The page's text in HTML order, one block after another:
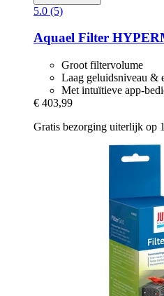
5.0 (5)
Aquael Filter
Groot filtervolume
Laag geluidsniveau &
Met intuïtieve app-
€ 403,99
Gratis bezorging uiterlijk op